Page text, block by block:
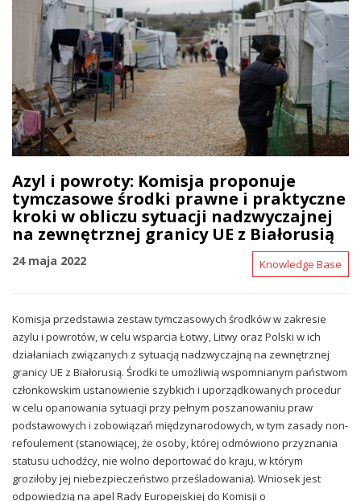
Azyl i powroty: Komisja proponuje
tymczasowe środki prawne i praktyczne
kroki w obliczu sytuacji nadzwyczajnej
na zewnętrznej granicy UE z Białorusią
24 maja 2022 Knowledge Base
Komisja przedstawia zestaw tymczasowych środków w zakresie
azylu i powrotów, w celu wsparcia Łotwy, Litwy oraz Polski w ich
działaniach związanych z sytuacją nadzwyczajną na zewnętrznej
granicy UE z Białorusią. Środki te umożliwią wspomnianym państwom
członkowskim ustanowienie szybkich i uporządkowanych procedur
w celu opanowania sytuacji przy pełnym poszanowaniu praw
podstawowych i zobowiązań międzynarodowych, w tym zasady non-
refoulement (stanowiącej, że osoby, której odmówiono przyznania
statusu uchodźcy, nie wolno deportować do kraju, w którym
groziłoby jej niebezpieczeństwo prześladowania). Wniosek jest
odpowiedzią na apel Rady Europejskiej do Komisji o